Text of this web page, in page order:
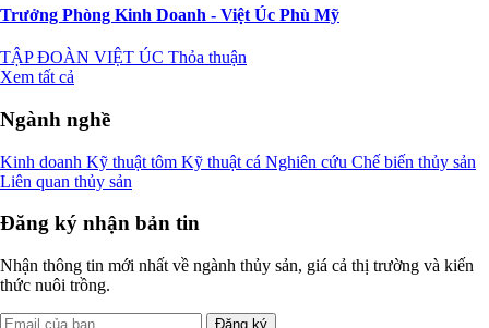
Trưởng Phòng Kinh Doanh - Việt Úc Phù Mỹ
TẬP ĐOÀN VIỆT ÚC Thỏa thuận
Xem tất cả
Ngành nghề
Kinh doanh Kỹ thuật tôm Kỹ thuật cá Nghiên cứu Chế biến thủy sản
Liên quan thủy sản
Đăng ký nhận bản tin
Nhận thông tin mới nhất về ngành thủy sản, giá cả thị trường và kiến
thức nuôi trồng.
Đăng ký